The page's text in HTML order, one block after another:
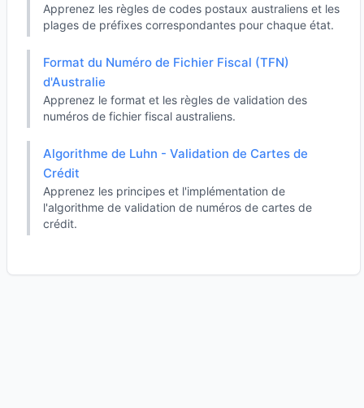
Apprenez les règles de codes postaux australiens et les
plages de préfixes correspondantes pour chaque état.
Format du Numéro de Fichier Fiscal (TFN)
d'Australie
Apprenez le format et les règles de validation des
numéros de fichier fiscal australiens.
Algorithme de Luhn - Validation de Cartes de
Crédit
Apprenez les principes et l'implémentation de
l'algorithme de validation de numéros de cartes de
crédit.